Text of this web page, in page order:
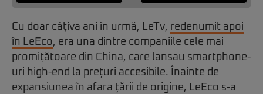
Cu doar câțiva ani în urmă, LeTv, redenumit apoi
în LeEco, era una dintre companiile cele mai
promițătoare din China, care lansau smartphone-
uri high-end la prețuri accesibile. Înainte de
expansiunea în afara țării de origine, LeEco s-a